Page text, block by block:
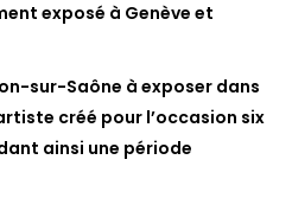
exposé à Genève et
sur-Saône à exposer dans
créé pour l’occasion six
ainsi une période